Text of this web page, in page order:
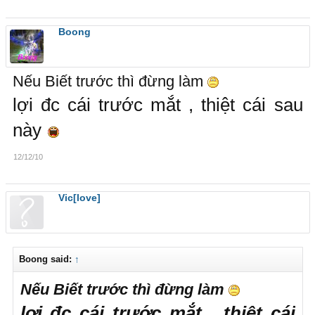
chưa?
Boong
Nếu Biết trước thì đừng làm
lợi đc cái trước mắt , thiệt cái sau
này
12/12/10
Vic[love]
Boong said: ↑
Nếu Biết trước thì đừng làm